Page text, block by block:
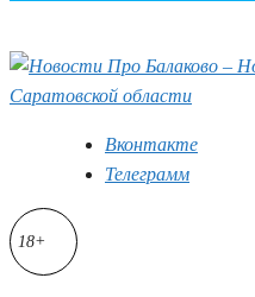
Вконтакте
Телеграмм
18+